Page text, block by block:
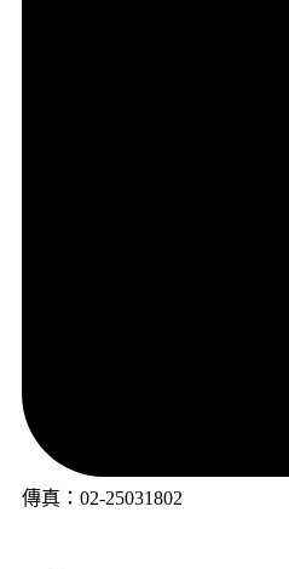
傳真：02-25031802